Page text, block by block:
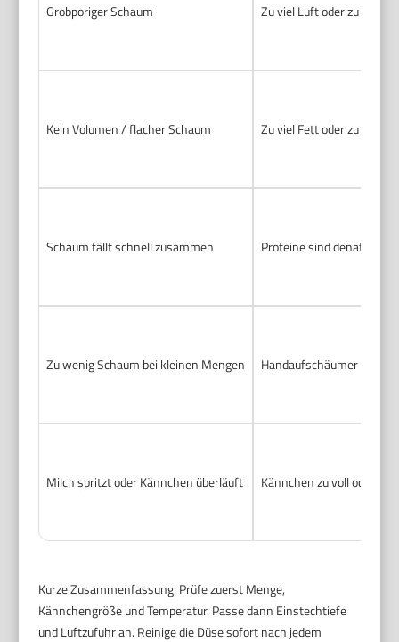
Grobporiger Schaum Zu viel Luft oder zu
Kein Volumen / flacher Schaum Zu viel Fett oder zu hohe
Schaum fällt schnell zusammen Proteine sind denaturiert
Zu wenig Schaum bei kleinen Mengen Handaufschäumer oder
Milch spritzt oder Kännchen überläuft Kännchen zu voll oder
Kurze Zusammenfassung: Prüfe zuerst Menge,
Kännchengröße und Temperatur. Passe dann Einstechtiefe
und Luftzufuhr an. Reinige die Düse sofort nach jedem